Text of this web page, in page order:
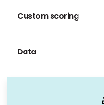
Custom scoring
Data